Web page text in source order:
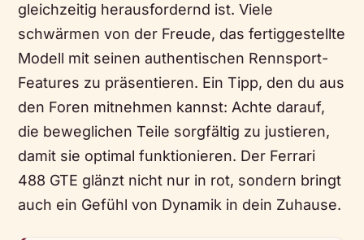
gleichzeitig herausfordernd ist. Viele
schwärmen von der Freude, das fertiggestellte
Modell mit seinen authentischen Rennsport-
Features zu präsentieren. Ein Tipp, den du aus
den Foren mitnehmen kannst: Achte darauf,
die beweglichen Teile sorgfältig zu justieren,
damit sie optimal funktionieren. Der Ferrari
488 GTE glänzt nicht nur in rot, sondern bringt
auch ein Gefühl von Dynamik in dein Zuhause.